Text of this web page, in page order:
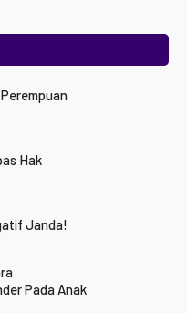
Hak
Janda!
Pada Anak